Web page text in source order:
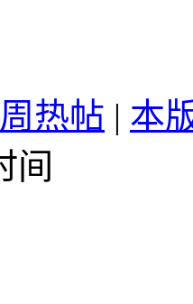
热帖 | 本
间